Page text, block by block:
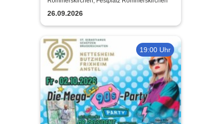
pack mas!
26.09.2026
19:00 Uhr